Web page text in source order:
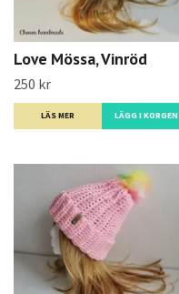
Love Mössa, Vinröd
250 kr
LÄS MER LÄGG I KORGEN